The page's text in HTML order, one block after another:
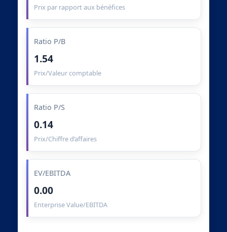
Prix par rapport aux bénéfices
Ratio P/B
1.54
Prix/Valeur comptable
Ratio P/S
0.14
Prix/Chiffre d’affaires
EV/EBITDA
0.00
Enterprise Value/EBITDA